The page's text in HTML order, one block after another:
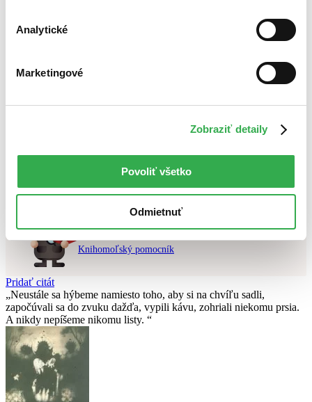
Analytické
Marketingové
Zobraziť detaily
Povoliť všetko
Odmietnuť
Bestsellery
Top hodnotené
Najlacnejšie
Skúste prosím zmeniť vyhľadávaný výraz.
Chcete poradiť knihu?
Knihomoľský pomocník
Pridať citát
Neustále sa hýbeme namiesto toho, aby si na chvíľu sadli,
započúvali sa do zvuku dažďa, vypili kávu, zohriali niekomu prsia.
A nikdy nepíšeme nikomu listy.